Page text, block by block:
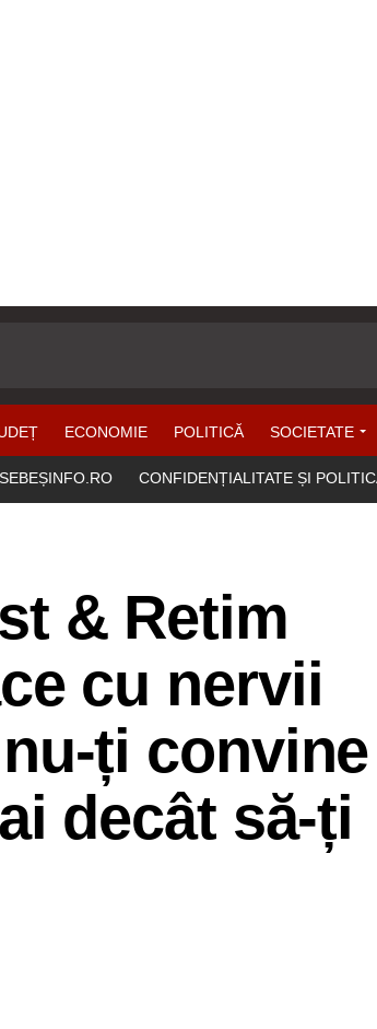
ECONOMIE POLITICĂ SOCIETATE
CONFIDENȚIALITATE ȘI
& Retim
cu nervii
ți
decât să-ți